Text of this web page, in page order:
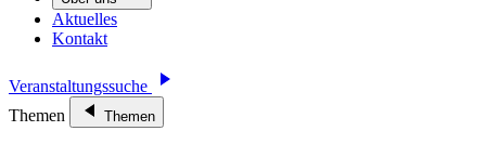
Aktuelles
Kontakt
Veranstaltungssuche
Themen
Themen